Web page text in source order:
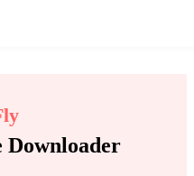
Downloader